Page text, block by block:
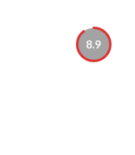
8.9